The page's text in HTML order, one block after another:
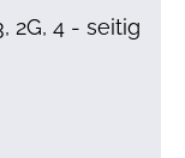
2G, 4 - seitig